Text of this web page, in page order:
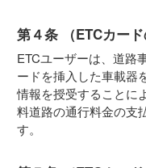
第４条 （ETCカード
ETCユーザーは、道路
ードを挿入した車載器
情報を授受することに
料道路の通行料金の支
す。